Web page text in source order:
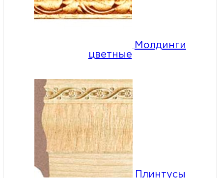
Молдинги
цветные
Плинтусы